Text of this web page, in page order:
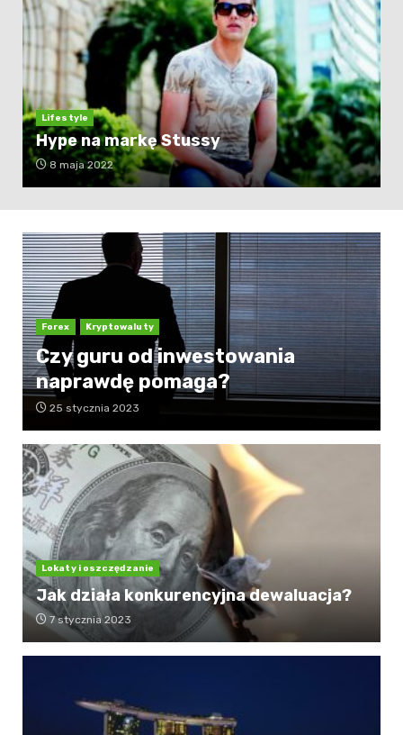
Lifestyle
Hype na markę Stussy
8 maja 2022
Forex Kryptowaluty
Czy guru od inwestowania
naprawdę pomaga?
25 stycznia 2023
Lokaty i oszczędzanie
Jak działa konkurencyjna dewaluacja?
7 stycznia 2023